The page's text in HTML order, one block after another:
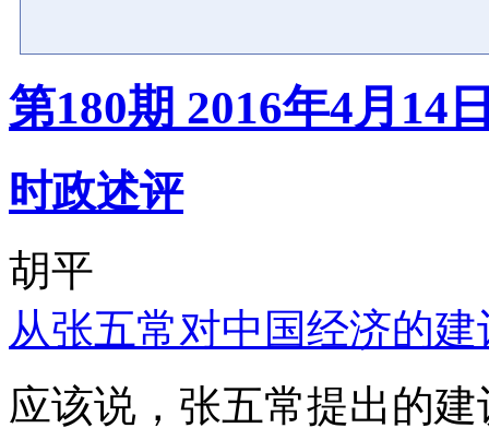
第180期 2016年4月14
时政述评
胡平
从张五常对中国经济的
应该说，张五常提出的